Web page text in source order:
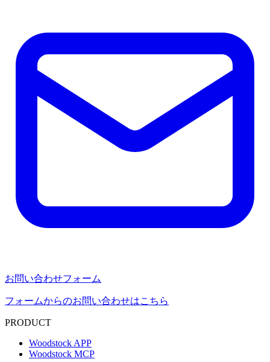
お問い合わせフォーム
フォームからのお問い合わせはこちら
PRODUCT
Woodstock APP
Woodstock MCP